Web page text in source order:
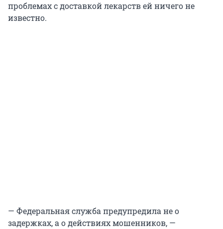
проблемах с доставкой лекарств ей ничего не
известно.
— Федеральная служба предупредила не о
задержках, а о действиях мошенников, —